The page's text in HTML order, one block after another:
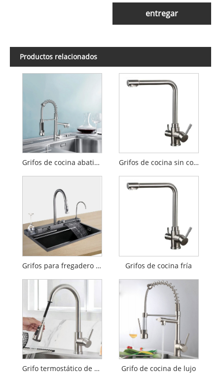
entregar
Productos relacionados
Grifos de cocina abatibles Grifos de cocina sin contacto
Grifos para fregadero de cocina Grifos de cocina fría
Grifo termostático de cocina Grifo de cocina de lujo